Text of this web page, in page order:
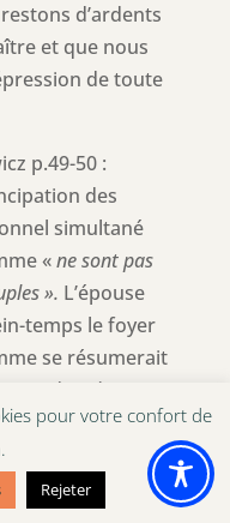
d’ardents
et que nous
de toute
p.49-50 :
des
simultané
«ne sont pas
». L’épouse
temps le foyer
se résumerait
et les
VIaams Blok
– 1991 (Cité par
pour votre confort de
Rejeter